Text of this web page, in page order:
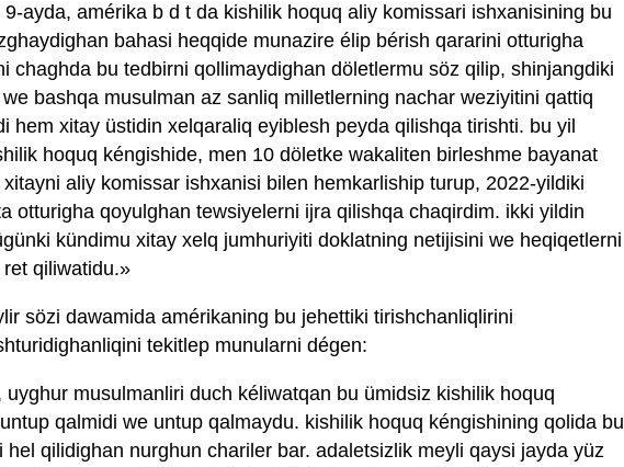
ayda, amérika b d t da kishilik hoquq aliy komissari ishxanisining bu
bahasi heqqide munazire élip bérish qararini otturigha
chaghda bu tedbirni qollimaydighan döletlermu söz qilip, shinjangdiki
bashqa musulman az sanliq milletlerning nachar weziyitini qattiq
hem xitay üstidin xelqaraliq eyiblesh peyda qilishqa tirishti. bu yil
hoquq kéngishide, men 10 döletke wakaliten birleshme bayanat
aliy komissar ishxanisi bilen hemkarliship turup, 2022-yildiki
otturigha qoyulghan tewsiyelerni ijra qilishqa chaqirdim. ikki yildin
kündimu xitay xelq jumhuriyiti doklatning netijisini we heqiqetlerni
qiliwatidu.»
sözi dawamida amérikaning bu jehettiki tirishchanliqlirini
tekitlep munularni dégen:
uyghur musulmanliri duch kéliwatqan bu ümidsiz kishilik hoquq
qalmidi we untup qalmaydu. kishilik hoquq kéngishining qolida bu
hel qilidighan nurghun chariler bar. adaletsizlik meyli qaysi jayda yüz